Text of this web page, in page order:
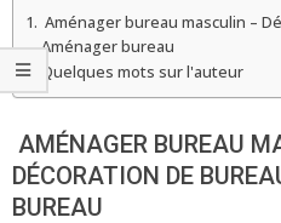
Aménager bureau masculin –
Aménager bureau
Quelques mots sur l'auteur
AMÉNAGER BUREAU
DÉCORATION DE
BUREAU